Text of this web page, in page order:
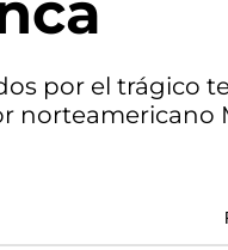
por el trágico
norteamericano